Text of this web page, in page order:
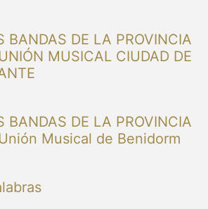
BANDAS DE LA PROVINCIA
MUSICAL CIUDAD DE
BANDAS DE LA PROVINCIA
Musical de Benidorm